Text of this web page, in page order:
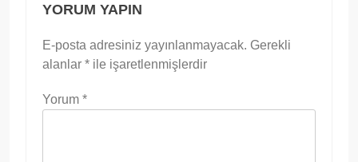
YORUM YAPIN
E-posta adresiniz yayınlanmayacak. Gerekli
alanlar * ile işaretlenmişlerdir
Yorum *